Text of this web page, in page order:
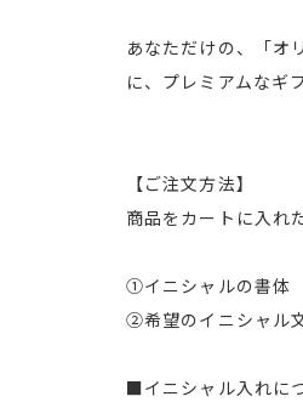
あなただけの、「オ
に、プレミアムなギ
【ご注文方法】
商品をカートに入れ
①イニシャルの書体
②希望のイニシャル
■イニシャル入れに